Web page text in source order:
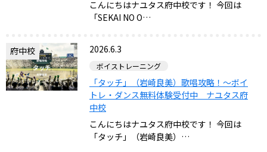
こんにちはナユタス府中校です！ 今回は
「SEKAI NO O…
府中校 2026.6.3
ボイストレーニング
「タッチ」（岩崎良美）歌唱攻略！～ボイ
トレ・ダンス無料体験受付中 ナユタス府
中校
こんにちはナユタス府中校です！ 今回は
「タッチ」（岩崎良美）…